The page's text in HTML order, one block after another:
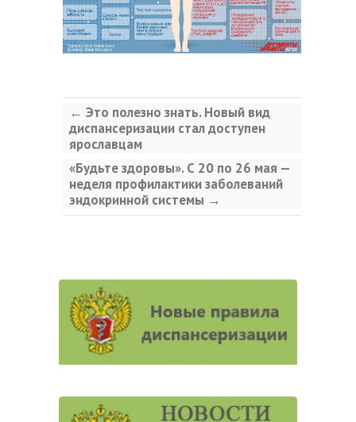
← Это полезно знать. Новый вид
диспансеризации стал доступен
ярославцам
«Будьте здоровы». С 20 по 26 мая —
неделя профилактики заболеваний
эндокринной системы →